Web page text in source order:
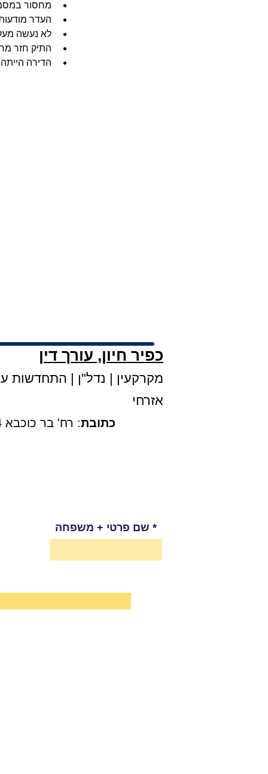
מחסור
העדר
לא נעשה
התיק חזר
הדירה
כפיר חיון, עורך דין
מקרקעין | נדל"ן | התחדשות
אזרחי
כתובת: רח' בר כוכבא 4, קומה 3, בני ברק |
שם פרטי + משפחה